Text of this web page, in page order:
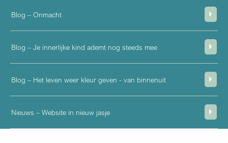
Blog – Onmacht
Blog – Je innerlijke kind ademt nog steeds mee
Blog – Het leven weer kleur geven - van binnenuit
Nieuws – Website in nieuw jasje